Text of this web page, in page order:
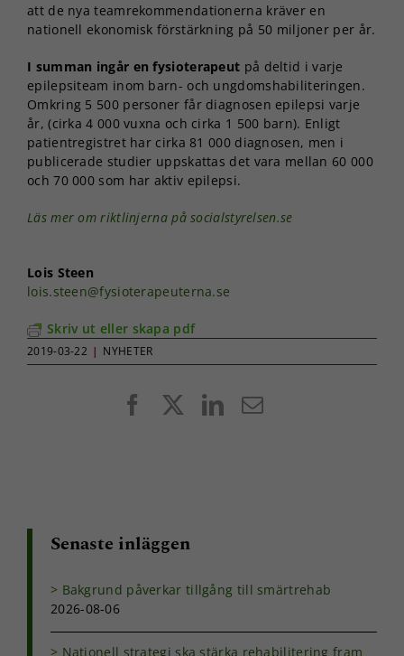
att de nya teamrekommendationerna kräver en
nationell ekonomisk förstärkning på 50 miljoner per år.
I summan ingår en fysioterapeut på deltid i varje
epilepsiteam inom barn- och ungdomshabiliteringen.
Omkring 5 500 personer får diagnosen epilepsi varje
år, (cirka 4 000 vuxna och cirka 1 500 barn). Enligt
patientregistret har cirka 81 000 diagnosen, men i
publicerade studier uppskattas det vara mellan 60 000
och 70 000 som har aktiv epilepsi.
Läs mer om riktlinjerna på socialstyrelsen.se
Lois Steen
lois.steen@fysioterapeuterna.se
Skriv ut eller skapa pdf
2019-03-22 | NYHETER
FacebookLinkedIn
E-
Senaste inläggen
Bakgrund påverkar tillgång till smärtrehab
2026-08-06
Nationell strategi ska stärka rehabilitering fram